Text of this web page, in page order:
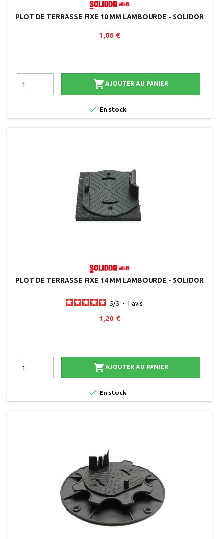
PLOT DE TERRASSE FIXE 10 MM LAMBOURDE - SOLIDOR
1,06 €
 AJOUTER AU PANIER
 En stock
PLOT DE TERRASSE FIXE 14 MM LAMBOURDE - SOLIDOR
5/5 - 1 avis
1,20 €
 AJOUTER AU PANIER
 En stock